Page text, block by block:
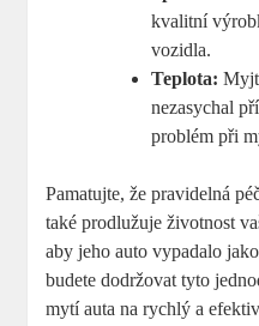
kvalitní
vozidla.
Teplota:
nezasychal
problém při
Pamatujte, že pravidelná
také prodlužuje životnost
aby jeho auto vypadalo
budete dodržovat tyto
mytí auta na rychlý a